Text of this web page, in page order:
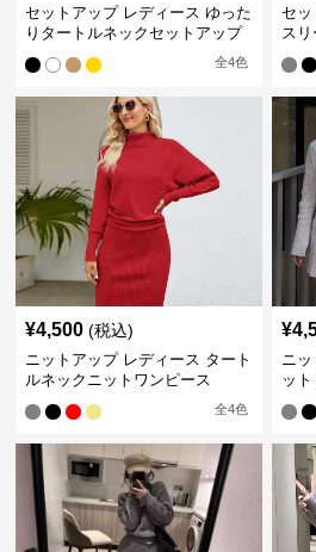
セットアップ レディース ゆった
りタートルネックセットアップ
全4色
セ
ス
¥4,500 (税込)
ニットアップ レディース タート
ルネックニットワンピース
全4色
¥
ニ
ッ